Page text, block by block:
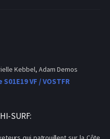
Kebbel, Adam Demos
VF / VOSTFR
SURF: